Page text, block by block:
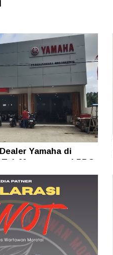
Yamaha di
Mengantongi PBG